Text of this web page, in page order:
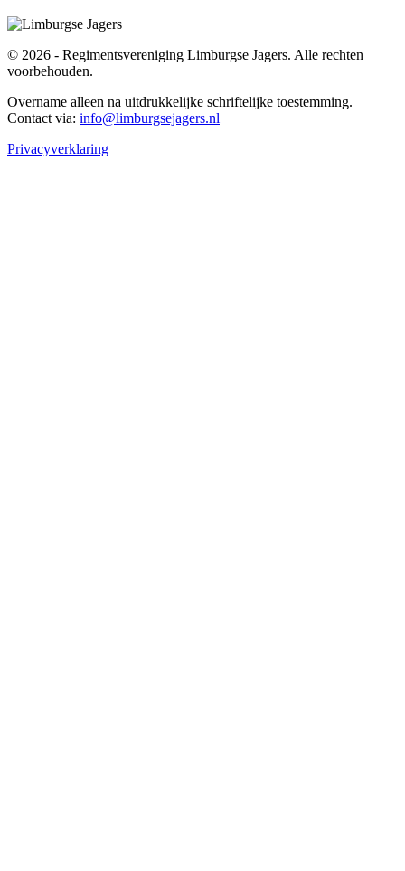
© 2026 - Regimentsvereniging Limburgse Jagers. Alle rechten
voorbehouden.
Overname alleen na uitdrukkelijke schriftelijke toestemming.
Contact via: info@limburgsejagers.nl
Privacyverklaring